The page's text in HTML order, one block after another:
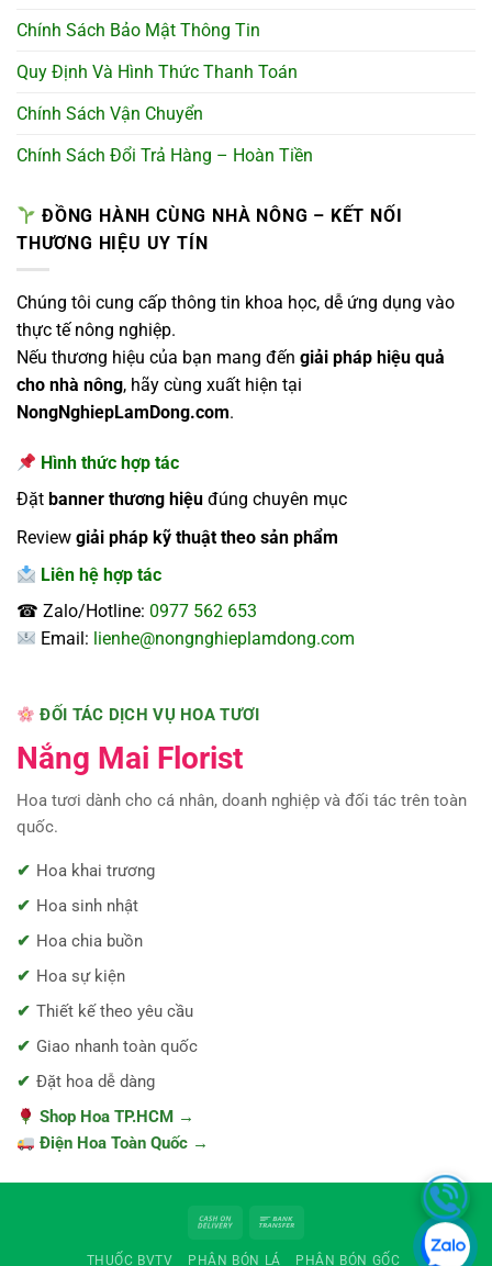
Chính Sách Bảo Mật Thông Tin
Quy Định Và Hình Thức Thanh Toán
Chính Sách Vận Chuyển
Chính Sách Đổi Trả Hàng – Hoàn Tiền
ĐỒNG HÀNH CÙNG NHÀ NÔNG – KẾT NỐI
THƯƠNG HIỆU UY TÍN
Chúng tôi cung cấp thông tin khoa học, dễ ứng dụng vào
thực tế nông nghiệp.
Nếu thương hiệu của bạn mang đến giải pháp hiệu quả
cho nhà nông, hãy cùng xuất hiện tại
NongNghiepLamDong.com.
Hình thức hợp tác
Đặt banner thương hiệu đúng chuyên mục
Review giải pháp kỹ thuật theo sản phẩm
Liên hệ hợp tác
☎ Zalo/Hotline: 0977 562 653
Email: lienhe@nongnghieplamdong.com
ĐỐI TÁC DỊCH VỤ HOA TƯƠI
Nắng Mai Florist
Hoa tươi dành cho cá nhân, doanh nghiệp và đối tác trên toàn
quốc.
Hoa khai trương
Hoa sinh nhật
Hoa chia buồn
Hoa sự kiện
Thiết kế theo yêu cầu
Giao nhanh toàn quốc
Đặt hoa dễ dàng
Shop Hoa TP.HCM →
Điện Hoa Toàn Quốc →
Cash
THUỐC BVTV PHÂN BÓN LÁ PHÂN BÓN GỐC